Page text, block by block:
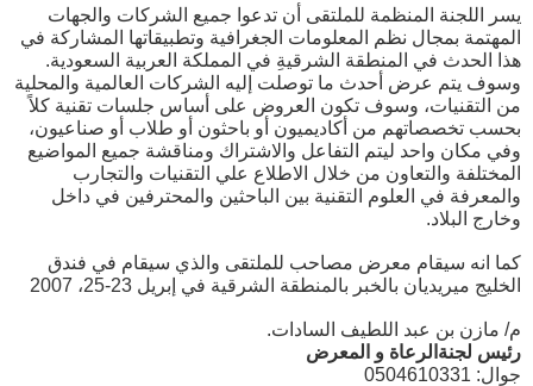
يسر اللجنة المنظمة للملتقى أن تدعوا جميع الشركات والجهات
المهتمة بمجال نظم المعلومات الجغرافية وتطبيقاتها المشاركة في
هذا الحدث في المنطقة الشرقيةِ في المملكة العربية السعودية.
وسوف يتم عرض أحدث ما توصلت إليه الشركات العالمية والمحلية
من التقنيات، وسوف تكون العروض على أساس جلسات تقنية كلاً
بحسب تخصصاتهم من أكاديميون أو باحثون أو طلاب أو صناعيون،
وفي مكان واحد ليتم التفاعل والاشتراك ومناقشة جميع المواضيع
المختلفة والتعاون من خلال الاطلاع علي التقنيات والتجارب
والمعرفة في العلوم التقنية بين الباحثين والمحترفين في داخل
وخارج البلاد.
كما انه سيقام معرض مصاحب للملتقى والذي سيقام في فندق
الخليج ميريديان بالخبر بالمنطقة الشرقية في إبريل 23-25، 2007
م/ مازن بن عبد اللطيف السادات.
رئيس لجنةالرعاة و المعرض
جوال: 0504610331